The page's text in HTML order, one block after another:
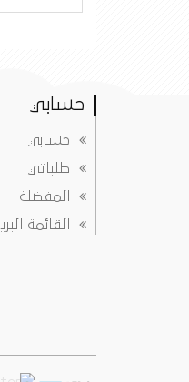
حسابي
حسابي
طلباتي
المفضلة
القائمة